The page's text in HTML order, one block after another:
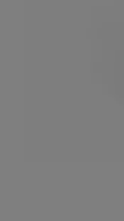
kostenlos